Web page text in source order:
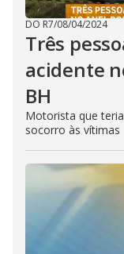
DO R7/08/04/2024
Três
acidente
BH
Motorista que
socorro às vítimas